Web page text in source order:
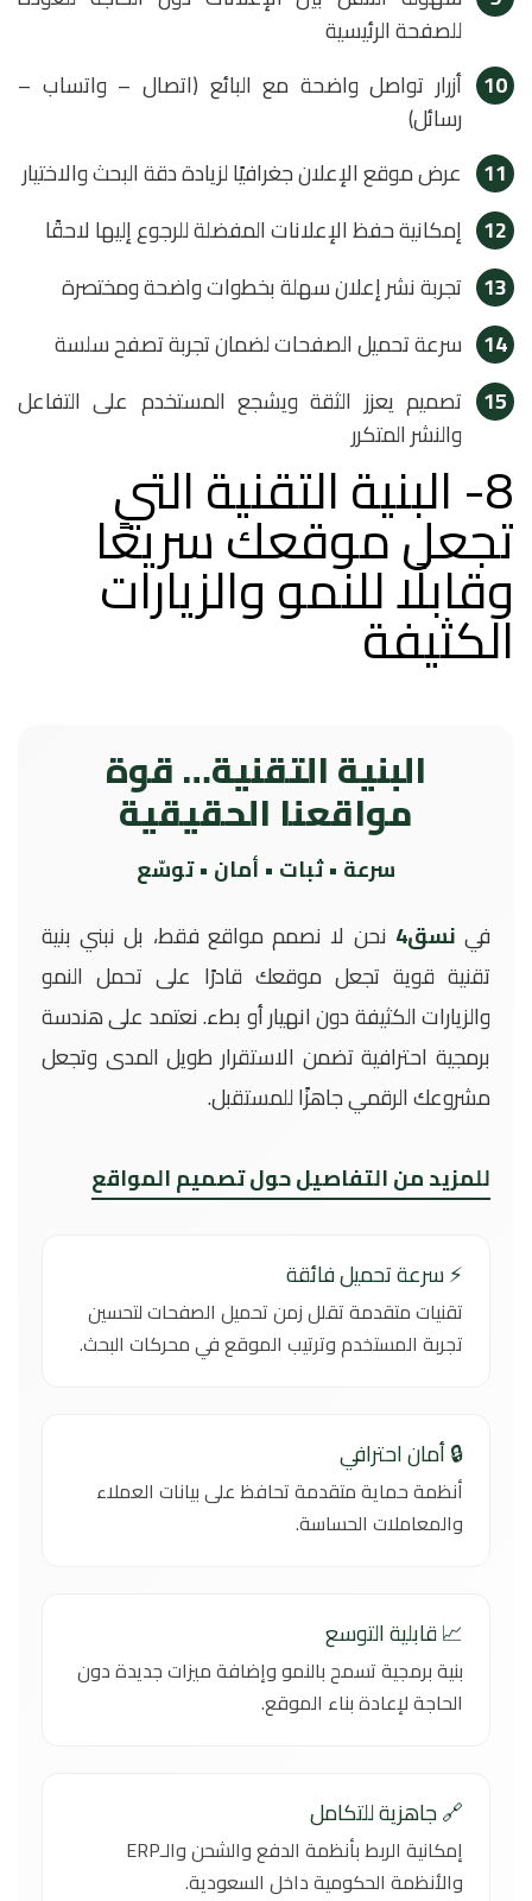
للصفحة الرئيسية
10 أزرار تواصل واضحة مع البائع (اتصال – واتساب –
رسائل)
11
عرض موقع الإعلان جغرافيًا لزيادة دقة البحث والاختيار
12 إمكانية حفظ الإعلانات المفضلة للرجوع إليها لاحقًا
13 تجربة نشر إعلان سهلة بخطوات واضحة ومختصرة
14 سرعة تحميل الصفحات لضمان تجربة تصفح سلسة
15 تصميم يعزز الثقة ويشجع المستخدم على التفاعل
والنشر المتكرر
8- البنية التقنية التي
تجعل موقعك سريعًا
وقابلًا للنمو والزيارات
الكثيفة
البنية التقنية… قوة
مواقعنا الحقيقية
سرعة • ثبات • أمان • توسّع
في نسق4 نحن لا نصمم مواقع فقط، بل نبني بنية
تقنية قوية تجعل موقعك قادرًا على تحمل النمو
والزيارات الكثيفة دون انهيار أو بطء. نعتمد على هندسة
برمجية احترافية تضمن الاستقرار طويل المدى وتجعل
مشروعك الرقمي جاهزًا للمستقبل.
للمزيد من التفاصيل حول تصميم المواقع
⚡ سرعة تحميل فائقة
تقنيات متقدمة تقلل زمن تحميل الصفحات لتحسين
تجربة المستخدم وترتيب الموقع في محركات البحث.
🔒 أمان احترافي
أنظمة حماية متقدمة تحافظ على بيانات العملاء
والمعاملات الحساسة.
📈 قابلية التوسع
بنية برمجية تسمح بالنمو وإضافة ميزات جديدة دون
الحاجة لإعادة بناء الموقع.
🔗 جاهزية للتكامل
إمكانية الربط بأنظمة الدفع والشحن والـERP
والأنظمة الحكومية داخل السعودية.